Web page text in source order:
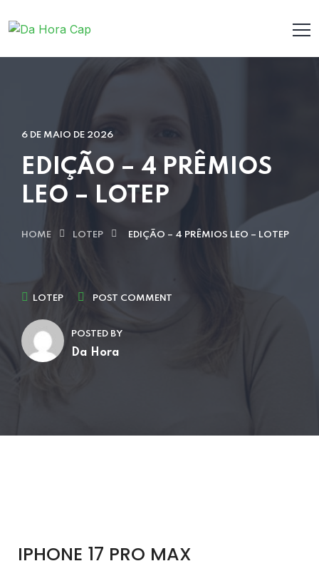
6 DE MAIO DE 2026
EDIÇÃO – 4 PRÊMIOS
LEO – LOTEP
HOME LOTEP EDIÇÃO – 4 PRÊMIOS LEO – LOTEP
LOTEP POST COMMENT
POSTED BY
Da Hora
IPHONE 17 PRO MAX